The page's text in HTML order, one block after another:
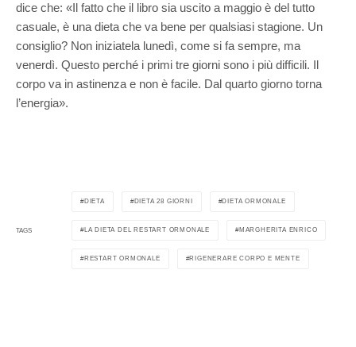
dice che: «Il fatto che il libro sia uscito a maggio è del tutto
casuale, è una dieta che va bene per qualsiasi stagione. Un
consiglio? Non iniziatela lunedì, come si fa sempre, ma
venerdì. Questo perché i primi tre giorni sono i più difficili. Il
corpo va in astinenza e non è facile. Dal quarto giorno torna
l’energia».
TAGS
DIETA DIETA 28 GIORNI DIETA ORMONALE
LA DIETA DEL RESTART ORMONALE MARGHERITA ENRICO
RESTART ORMONALE RIGENERARE CORPO E MENTE